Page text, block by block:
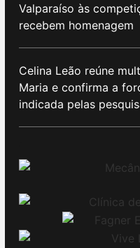
Valparaíso às
recebem homenagem
Celina Leão reúne
Maria e confirma a
indicada pelas